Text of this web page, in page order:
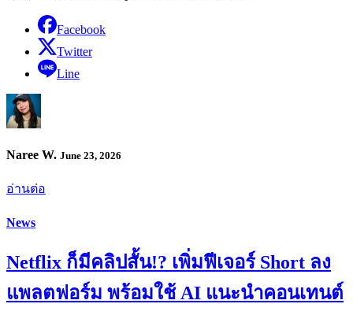
Facebook
Twitter
Line
Naree W. June 23, 2026
อ่านต่อ
News
Netflix ก็มีคลิปสั้น!? เพิ่มฟีเจอร์ Short ลง
แพลตฟอร์ม พร้อมใช้ AI แนะนำคอนเทนต์